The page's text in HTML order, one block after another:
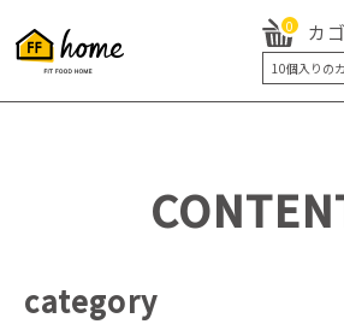
0 カ
10個入りの
5個入り
20個入り
category